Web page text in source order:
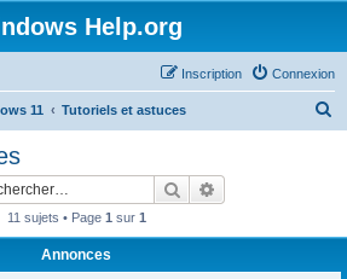
Help.org
Connexion
Inscription
11 Tutoriels et astuces
Rechercher
11 sujets • Page 1 sur 1
Annonces